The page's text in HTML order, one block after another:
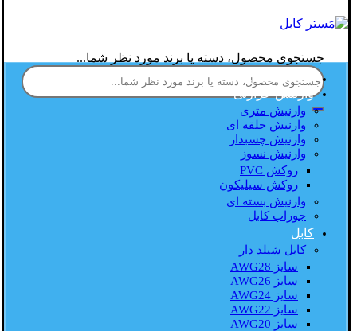
جستجوی محصول، دسته یا برند مورد نظر شما...
صفحه اصلی
وارنیش حرارتی
وارنیش متری
وارنیش حلقه ای
وارنیش چسبدار
وارنیش نسوز
روکش PVC
روکش سیلیکون
وارنیش بسته ای
جوراب کابل
کابل
کابل شیلد دار
سایز AWG28
سایز AWG26
سایز AWG24
سایز AWG22
سایز AWG20